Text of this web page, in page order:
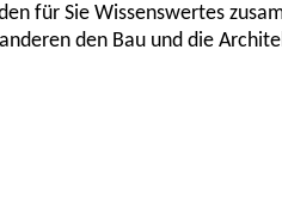
für Sie Wissenswertes
den Bau und die